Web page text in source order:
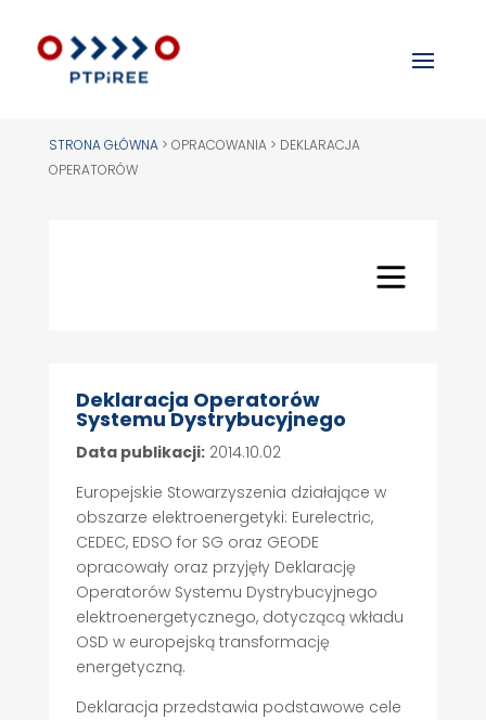
STRONA GŁÓWNA> OPRACOWANIA > DEKLARACJA
OPERATORÓW
Deklaracja Operatorów
Systemu Dystrybucyjnego
Data publikacji:2014.10.02
Europejskie Stowarzyszenia działające w
obszarze elektroenergetyki: Eurelectric,
CEDEC, EDSO for SG oraz GEODE
opracowały oraz przyjęły Deklarację
Operatorów Systemu Dystrybucyjnego
elektroenergetycznego, dotyczącą wkładu
OSD w europejską transformację
energetyczną.
Deklaracja przedstawia podstawowe cele